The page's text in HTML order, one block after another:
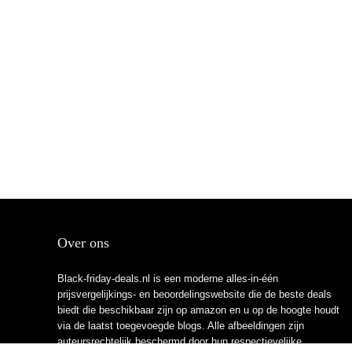
Over ons
Black-friday-deals.nl is een moderne alles-in-één
prijsvergelijkings- en beoordelingswebsite die de beste deals
biedt die beschikbaar zijn op amazon en u op de hoogte houdt
via de laatst toegevoegde blogs. Alle afbeeldingen zijn
auteursrechtelijk beschermd door hun respectievelijke